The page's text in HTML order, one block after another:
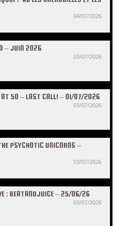
04/07/2026
– JUIN 2026
03/07/2026
AT 50 – LAST CALL! – 01/07/2026
03/07/2026
PSYCHOTIC UNICORNS –
03/07/2026
: BEATANDJUICE – 25/06/26
03/07/2026